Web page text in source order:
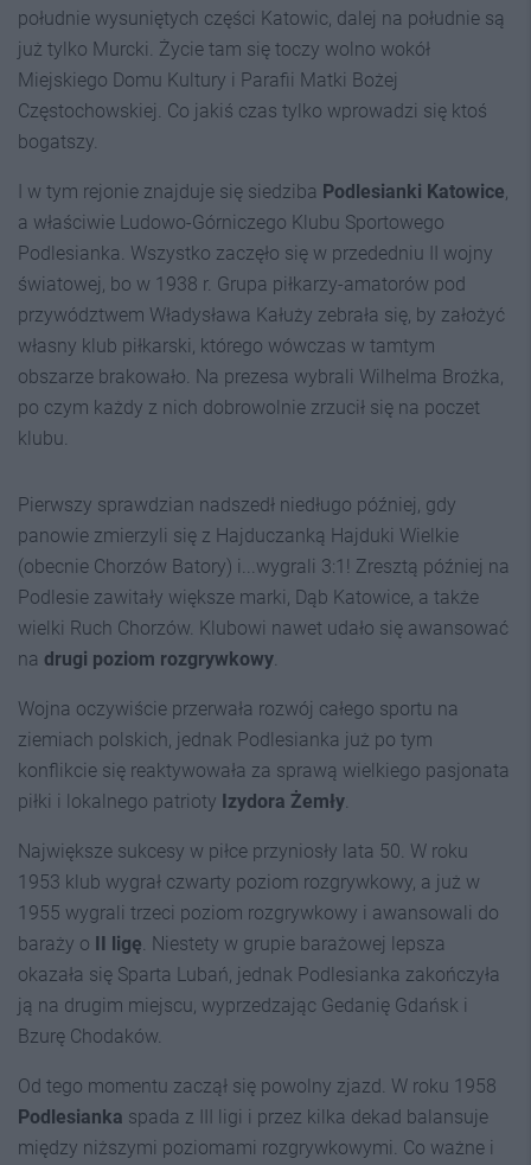
południe wysuniętych części Katowic, dalej na południe są
już tylko Murcki. Życie tam się toczy wolno wokół
Miejskiego Domu Kultury i Parafii Matki Bożej
Częstochowskiej. Co jakiś czas tylko wprowadzi się ktoś
bogatszy.
I w tym rejonie znajduje się siedziba Podlesianki Katowice,
a właściwie Ludowo-Górniczego Klubu Sportowego
Podlesianka. Wszystko zaczęło się w przededniu II wojny
światowej, bo w 1938 r. Grupa piłkarzy-amatorów pod
przywództwem Władysława Kałuży zebrała się, by założyć
własny klub piłkarski, którego wówczas w tamtym
obszarze brakowało. Na prezesa wybrali Wilhelma Brożka,
po czym każdy z nich dobrowolnie zrzucił się na poczet
klubu.
Pierwszy sprawdzian nadszedł niedługo później, gdy
panowie zmierzyli się z Hajduczanką Hajduki Wielkie
(obecnie Chorzów Batory) i...wygrali 3:1! Zresztą później na
Podlesie zawitały większe marki, Dąb Katowice, a także
wielki Ruch Chorzów. Klubowi nawet udało się awansować
na drugi poziom rozgrywkowy.
Wojna oczywiście przerwała rozwój całego sportu na
ziemiach polskich, jednak Podlesianka już po tym
konflikcie się reaktywowała za sprawą wielkiego pasjonata
piłki i lokalnego patrioty Izydora Żemły.
Największe sukcesy w piłce przyniosły lata 50. W roku
1953 klub wygrał czwarty poziom rozgrywkowy, a już w
1955 wygrali trzeci poziom rozgrywkowy i awansowali do
baraży o II ligę. Niestety w grupie barażowej lepsza
okazała się Sparta Lubań, jednak Podlesianka zakończyła
ją na drugim miejscu, wyprzedzając Gedanię Gdańsk i
Bzurę Chodaków.
Od tego momentu zaczął się powolny zjazd. W roku 1958
Podlesianka spada z III ligi i przez kilka dekad balansuje
między niższymi poziomami rozgrywkowymi. Co ważne i